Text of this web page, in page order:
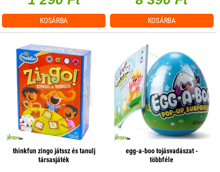
KOSÁRBA KOSÁRBA
thinkfun zingo játssz és tanulj
társasjáték
egg-a-boo tojásvadászat -
többféle